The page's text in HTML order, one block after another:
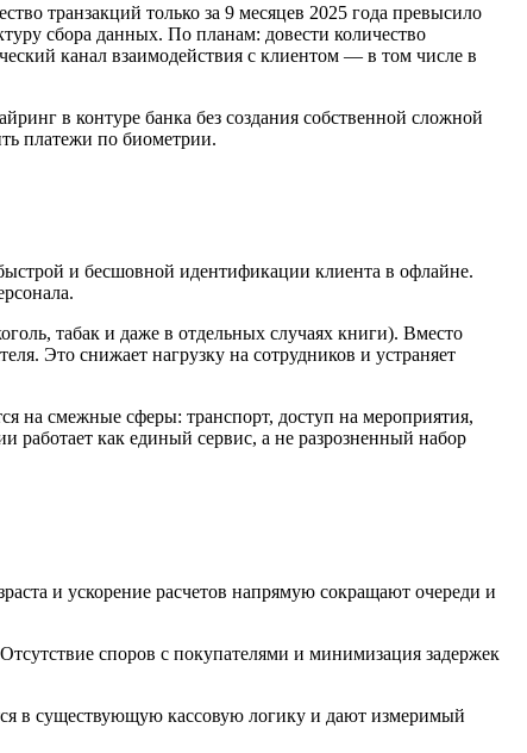
транзакций только за 9 месяцев 2025 года превысило
сбора данных. По планам: довести количество
канал взаимодействия с клиентом — в том числе в
в контуре банка без создания собственной сложной
платежи по биометрии.
и бесшовной идентификации клиента в офлайне.
табак и даже в отдельных случаях книги). Вместо
Это снижает нагрузку на сотрудников и устраняет
на смежные сферы: транспорт, доступ на мероприятия,
как единый сервис, а не разрозненный набор
и ускорение расчетов напрямую сокращают очереди и
споров с покупателями и минимизация задержек
в существующую кассовую логику и дают измеримый